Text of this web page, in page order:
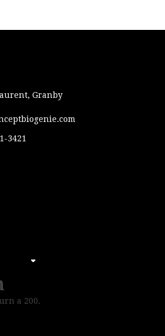
laissant apparaitre
Granby
3421
a 200.